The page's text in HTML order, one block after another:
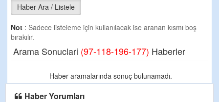
Haber Ara / Listele
Not : Sadece listeleme için kullanılacak ise aranan kısmı boş
bırakılır.
Arama Sonuclari (97-118-196-177) Haberler
Haber aramalarında sonuç bulunamadı.
Haber Yorumları